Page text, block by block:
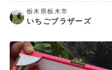
栃木県栃木市
いちごブラザーズ